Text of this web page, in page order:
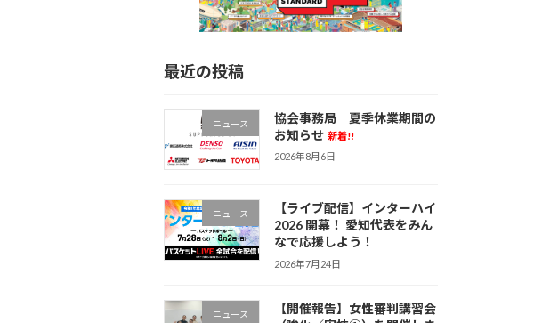
最近の投稿
ニュース
協会事務局 夏季休業期間の
お知らせ 新着!!
2026年8月6日
ニュース
【ライブ配信】インターハイ
2026 開幕！ 愛知代表をみん
なで応援しよう！
2026年7月24日
ニュース
【開催報告】女性審判講習会